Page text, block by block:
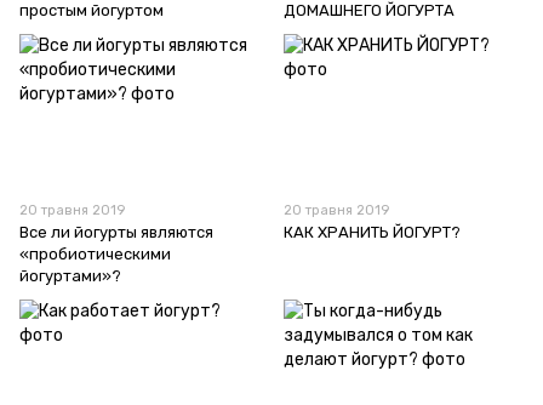
простым йогуртом
ДОМАШНЕГО ЙОГУРТА
20 травня 2019
Все ли йогурты являются
«пробиотическими
йогуртами»?
20 травня 2019
КАК ХРАНИТЬ ЙОГУРТ?